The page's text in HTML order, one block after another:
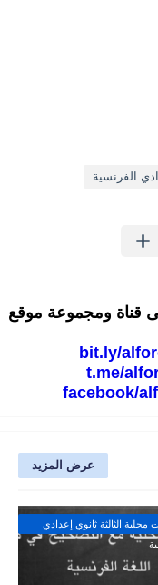
الفرنسية
قناة ومجموعة موقع
bit.ly/
t.me/
facebook/
عرض المزيد
محلية الثالثة ثانوي إعدادي